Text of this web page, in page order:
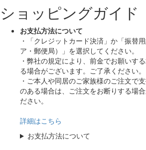
ショッピングガイド
お支払方法について
・「クレジットカード決済」か「振替
ア・郵便局）」を選択してください。
・弊社の規定により、前金でお願いす
る場合がございます。ご了承ください。
・ご本人や同居のご家族様のご注文で
のある場合は、ご注文をお断りする場
ださい。
詳細はこちら
お支払方法について